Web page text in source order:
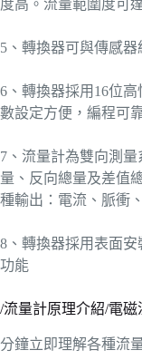
度高。流量範圍度可
5、轉換器可與傳感
6、轉換器採用16位
數設定方便，編程可
7、流量計為雙向測
量、反向總量及差值
種輸出：電流、脈衝
8、轉換器採用表面
功能
/流量計原理介紹/電
分鐘立即理解各種流